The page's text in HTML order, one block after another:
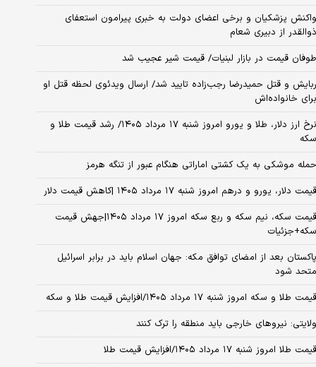
واکنش پزشکیان و برخی اعضای دولت به خبری پیرامون استعفای
ذوالقدر از دبیری شعام
طوفان قیمت در بازار لبنیات/ قیمت شیر عجیب شد
ربایش و قتل حمیدرضا رجب‌زاده تایید شد/ ارسال ویدئوی لحظه قتل او
برای خانواده‌اش
نرخ ارز دلار، طلا و یورو امروز شنبه ۱۷ مرداد ۱۴۰۵/ رشد قیمت طلا و
سکه
حمله موشکی به یک کشتی اماراتی هنگام عبور از تنگه هرمز
قیمت دلار، یورو و درهم امروز شنبه ۱۷ مرداد ۱۴۰۵ |کاهش قیمت دلار
قیمت سکه، نیم سکه و ربع سکه امروز ۱۷ مرداد ۱۴۰۵|جهش قیمت
سکه+جزئیات
پاکستان بعد از امضای توافق مکه: جهان اسلام باید در برابر اسرائیل
متحد شود
قیمت طلا و سکه امروز شنبه ۱۷ مرداد ۱۴۰۵/افزایش قیمت طلا و سکه
ولایتی: نیروهای خارجی باید منطقه را ترک کنند
قیمت طلا امروز شنبه ۱۷ مرداد ۱۴۰۵/افزایش قیمت طلا